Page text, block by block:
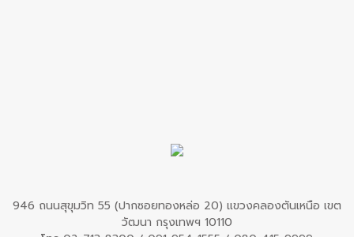
946 ถนนสุขุมวิท 55 (ปากซอยทองหล่อ 20) แขวงคลองตันเหนือ เขต
วัฒนา กรุงเทพฯ 10110